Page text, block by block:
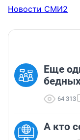
Новости СМИ2
Еще
64 313
А кто